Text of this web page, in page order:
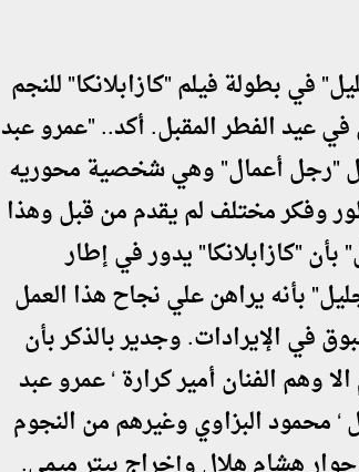
في بطولة فيلم "كازابلانكا" للنجم
عيد الفطر المقبل. أكد.. "عمرو عبد
"رجل أعمال" وهي شخصية محوريه
وفكر مختلف لم يقدم من قبل وهذا
"كازابلانكا" يدور في إطار
بأنه يراهن علي نجاح هذا العمل
في الإيرادات. وجدير بالذكر بأن
وهم الفنان أمير كرارة ‘ عمرو عبد
‘ محمود البزاوي وغيرهم من النجوم